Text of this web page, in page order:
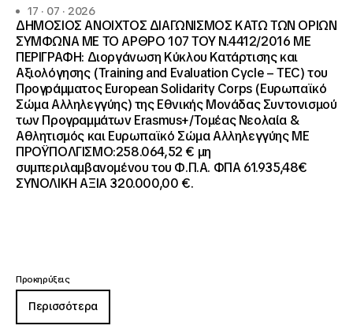
17 · 07 · 2026
ΔΗΜΟΣΙΟΣ ΑΝΟΙΧΤΟΣ ΔΙΑΓΩΝΙΣΜΟΣ ΚΑΤΩ ΤΩΝ ΟΡΙΩΝ
ΣΥΜΦΩΝΑ ΜΕ ΤΟ ΑΡΘΡΟ 107 ΤΟΥ Ν.4412/2016 ΜΕ
ΠΕΡΙΓΡΑΦΗ: Διοργάνωση Κύκλου Κατάρτισης και
Αξιολόγησης (Training and Evaluation Cycle – TEC) του
Προγράμματος European Solidarity Corps (Ευρωπαϊκό
Σώμα Αλληλεγγύης) της Εθνικής Μονάδας Συντονισμού
των Προγραμμάτων Erasmus+/Τομέας Νεολαία &
Αθλητισμός και Ευρωπαϊκό Σώμα Αλληλεγγύης ΜΕ
ΠΡΟΫΠΟΛΓΙΣΜΟ:258.064,52 € μη
συμπεριλαμβανομένου του Φ.Π.Α. ΦΠΑ 61.935,48€
ΣΥΝΟΛΙΚΗ ΑΞΙΑ 320.000,00 €.
Προκηρύξεις
Περισσότερα